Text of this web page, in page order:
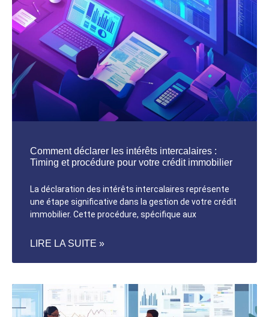
Comment déclarer les intérêts intercalaires :
Timing et procédure pour votre crédit immobilier
La déclaration des intérêts intercalaires représente
une étape significative dans la gestion de votre crédit
immobilier. Cette procédure, spécifique aux
LIRE LA SUITE »